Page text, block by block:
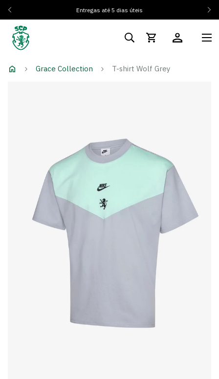
Entregas até 5 dias úteis
Grace Collection T-shirt Wolf Grey